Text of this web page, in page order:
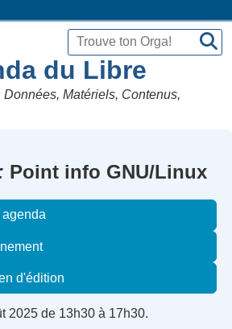
du Libre
Données, Matériels, Contenus,
Point info GNU/Linux
d'édition
2025 de 13h30 à 17h30.